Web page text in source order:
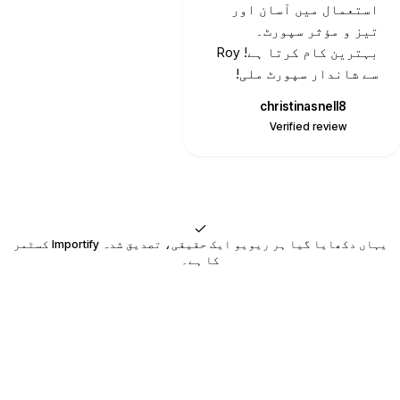
ہوتا ہے۔
استعمال میں آسان اور
تیز و مؤثر سپورٹ۔
بہترین کام کرتا ہے! Roy
سے شاندار سپورٹ ملی!
christinasnell8
Verified review
یہاں دکھایا گیا ہر ریویو ایک حقیقی، تصدیق شدہ Importify کسٹمر
کا ہے۔